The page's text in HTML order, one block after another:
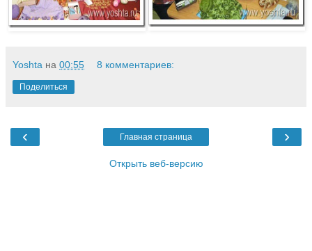
Yoshta на 00:55 8 комментариев:
Поделиться
‹ ›
Главная страница
Открыть веб-версию